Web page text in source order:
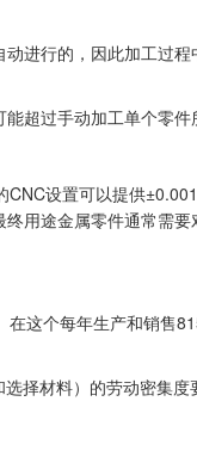
进行的，因此加工过程
超过手动加工单个零件
设置可以提供
用途金属零件通常需
这个每年生产和销售
择材料）的劳动密集度